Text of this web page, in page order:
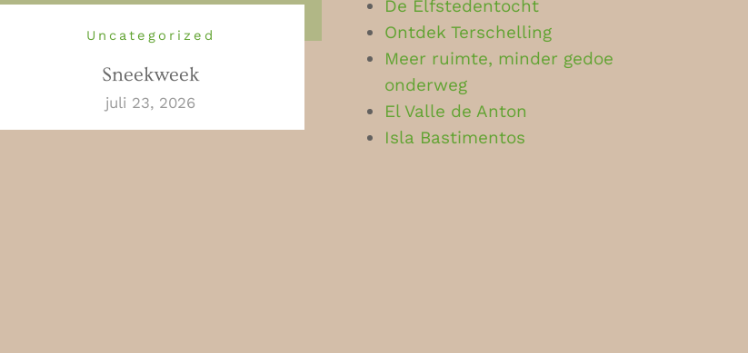
Uncategorized
Sneekweek
juli 23, 2026
De Elfstedentocht
Ontdek Terschelling
Meer ruimte, minder gedoe
onderweg
El Valle de Anton
Isla Bastimentos